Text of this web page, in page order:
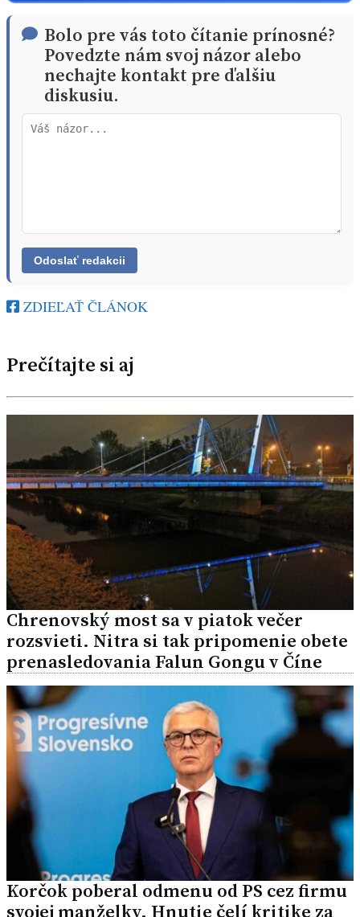
Bolo pre vás toto čítanie prínosné?
Povedzte nám svoj názor alebo
nechajte kontakt pre ďalšiu
diskusiu.
ZDIEĽAŤ ČLÁNOK
Prečítajte si aj
Chrenovský most sa v piatok večer
rozsvieti. Nitra si tak pripomenie obete
prenasledovania Falun Gongu v Číne
Korčok poberal odmenu od PS cez firmu